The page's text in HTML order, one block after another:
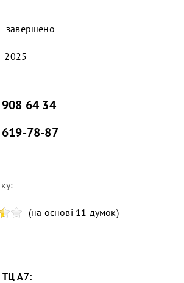
завершено
2025
64 34
78-87
(на основі 11 думок)
ТЦ А7: